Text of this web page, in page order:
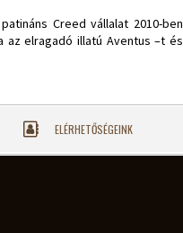
Creed vállalat 2010-ben
elragadó illatú Aventus –t és
ELÉRHETŐSÉGEINK